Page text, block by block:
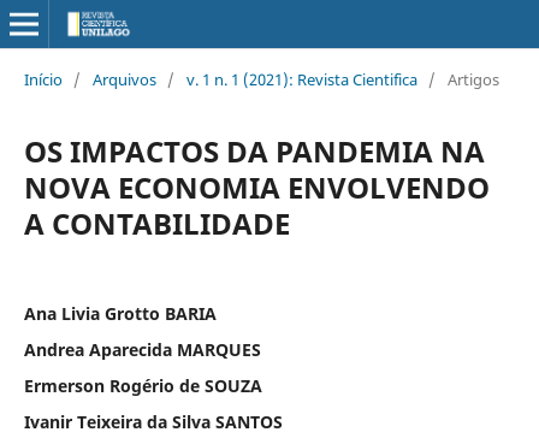
Início / Arquivos / v. 1 n. 1 (2021): Revista Cientifica / Artigos
OS IMPACTOS DA PANDEMIA NA
NOVA ECONOMIA ENVOLVENDO
A CONTABILIDADE
Ana Livia Grotto BARIA
Andrea Aparecida MARQUES
Ermerson Rogério de SOUZA
Ivanir Teixeira da Silva SANTOS